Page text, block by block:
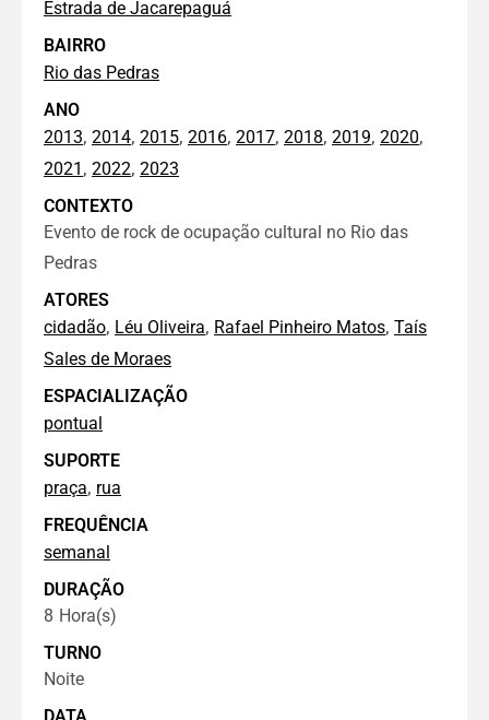
Estrada de Jacarepaguá
BAIRRO
Rio das Pedras
ANO
2013, 2014, 2015, 2016, 2017, 2018, 2019, 2020,
2021 , 2022, 2023
CONTEXTO
Evento de rock de ocupação cultural no Rio das
Pedras
ATORES
cidadão, Léu Oliveira, Rafael Pinheiro Matos, Taís
Sales de Moraes
ESPACIALIZAÇÃO
pontual
SUPORTE
praça, rua
FREQUÊNCIA
semanal
DURAÇÃO
8 Hora(s)
TURNO
Noite